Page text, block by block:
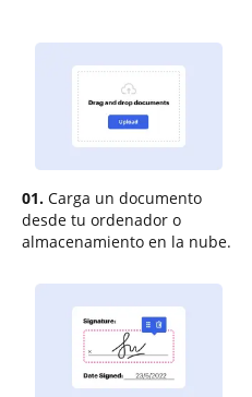
01. Carga un documento
desde tu ordenador o
almacenamiento en la nube.